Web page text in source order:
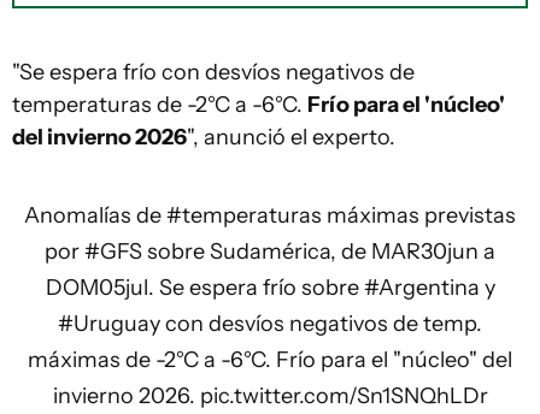
"Se espera frío con desvíos negativos de
temperaturas de -2°C a -6°C. Frío para el 'núcleo'
del invierno 2026", anunció el experto.
Anomalías de#temperaturas máximas previstas
por#GFSsobre Sudamérica, de MAR30jun a
DOM05jul. Se espera frío sobre#Argentina y
#Uruguaycon desvíos negativos de temp.
máximas de -2°C a -6°C. Frío para el "núcleo" del
invierno 2026. pic.twitter.com/Sn1SNQhLDr